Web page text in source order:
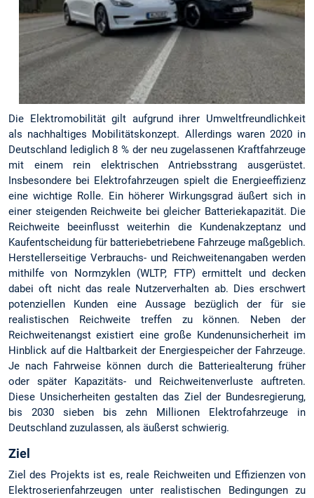
Die Elektromobilität gilt aufgrund ihrer Umweltfreundlichkeit
als nachhaltiges Mobilitätskonzept. Allerdings waren 2020 in
Deutschland lediglich 8 % der neu zugelassenen Kraftfahrzeuge
mit einem rein elektrischen Antriebsstrang ausgerüstet.
Insbesondere bei Elektrofahrzeugen spielt die Energieeffizienz
eine wichtige Rolle. Ein höherer Wirkungsgrad äußert sich in
einer steigenden Reichweite bei gleicher Batteriekapazität. Die
Reichweite beeinflusst weiterhin die Kundenakzeptanz und
Kaufentscheidung für batteriebetriebene Fahrzeuge maßgeblich.
Herstellerseitige Verbrauchs- und Reichweitenangaben werden
mithilfe von Normzyklen (WLTP, FTP) ermittelt und decken
dabei oft nicht das reale Nutzerverhalten ab. Dies erschwert
potenziellen Kunden eine Aussage bezüglich der für sie
realistischen Reichweite treffen zu können. Neben der
Reichweitenangst existiert eine große Kundenunsicherheit im
Hinblick auf die Haltbarkeit der Energiespeicher der Fahrzeuge.
Je nach Fahrweise können durch die Batteriealterung früher
oder später Kapazitäts- und Reichweitenverluste auftreten.
Diese Unsicherheiten gestalten das Ziel der Bundesregierung,
bis 2030 sieben bis zehn Millionen Elektrofahrzeuge in
Deutschland zuzulassen, als äußerst schwierig.
Ziel
Ziel des Projekts ist es, reale Reichweiten und Effizienzen von
Elektroserienfahrzeugen unter realistischen Bedingungen zu